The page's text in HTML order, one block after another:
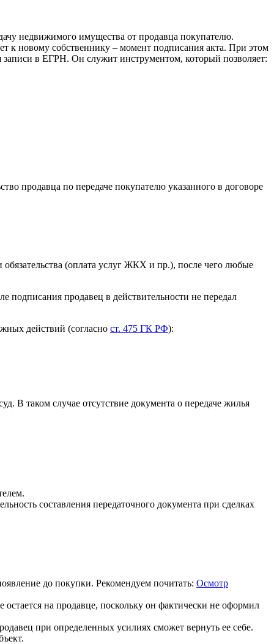
недвижимого имущества от продавца покупателю.
к новому собственнику – момент подписания акта. При этом
записи в ЕГРН. Он служит инструментом, который позволяет:
продавца по передаче покупателю указанного в договоре
(оплата услуг ЖКХ и пр.), после чего любые
подписания продавец в действительности не передал
действий (согласно ст. 475 ГК РФ):
В таком случае отсутствие документа о передаче жилья
составления передаточного документа при сделках
до покупки. Рекомендуем почитать: Осмотр
остается на продавце, поскольку он фактически не оформил
при определенных усилиях сможет вернуть ее себе.